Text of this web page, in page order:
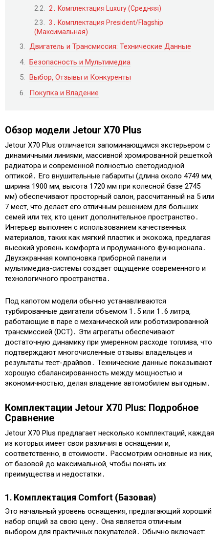
2․ Комплектация Luxury (Средняя)
3․ Комплектация President/Flagship
(Максимальная)
Двигатель и Трансмиссия: Технические Данные
Безопасность и Мультимедиа
Выбор‚ Отзывы и Конкуренты
Покупка и Владение
Обзор модели Jetour X70 Plus
Jetour X70 Plus отличается запоминающимся экстерьером с
динамичными линиями‚ массивной хромированной решеткой
радиатора и современной полностью светодиодной
оптикой․ Его внушительные габариты (длина около 4749 мм‚
ширина 1900 мм‚ высота 1720 мм при колесной базе 2745
мм) обеспечивают просторный салон‚ рассчитанный на 5 или
7 мест‚ что делает его отличным решением для больших
семей или тех‚ кто ценит дополнительное пространство․
Интерьер выполнен с использованием качественных
материалов‚ таких как мягкий пластик и экокожа‚ предлагая
высокий уровень комфорта и продуманного функционала․
Двухэкранная компоновка приборной панели и
мультимедиа-системы создает ощущение современного и
технологичного пространства․
Под капотом модели обычно устанавливаются
турбированные двигатели объемом 1․5 или 1․6 литра‚
работающие в паре с механической или роботизированной
трансмиссией (DCT)․ Эти агрегаты обеспечивают
достаточную динамику при умеренном расходе топлива‚ что
подтверждают многочисленные отзывы владельцев и
результаты тест-драйвов․ Технические данные показывают
хорошую сбалансированность между мощностью и
экономичностью‚ делая владение автомобилем выгодным․
Комплектации Jetour X70 Plus: Подробное
Сравнение
Jetour X70 Plus предлагает несколько комплектаций‚ каждая
из которых имеет свои различия в оснащении и‚
соответственно‚ в стоимости․ Рассмотрим основные из них‚
от базовой до максимальной‚ чтобы понять их
преимущества и недостатки․
1․ Комплектация Comfort (Базовая)
Это начальный уровень оснащения‚ предлагающий хороший
набор опций за свою цену․ Она является отличным
выбором для практичных покупателей․ Обычно включает: